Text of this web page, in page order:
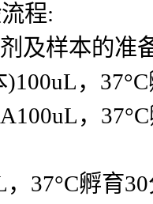
程:
及样本的准
，
，
37°C孵育